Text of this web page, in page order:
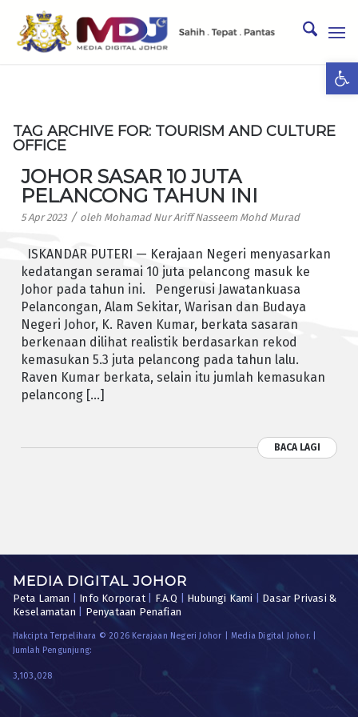
TAG ARCHIVE FOR: TOURISM AND CULTURE
OFFICE
JOHOR SASAR 10 JUTA
PELANCONG TAHUN INI
5 Apr 2023 / oleh Mohamad Nur Ariff Nasseem Mohd Murad
ISKANDAR PUTERI — Kerajaan Negeri menyasarkan
kedatangan seramai 10 juta pelancong masuk ke
Johor pada tahun ini. Pengerusi Jawatankuasa
Pelancongan, Alam Sekitar, Warisan dan Budaya
Negeri Johor, K. Raven Kumar, berkata sasaran
berkenaan dilihat realistik berdasarkan rekod
kemasukan 5.3 juta pelancong pada tahun lalu.
Raven Kumar berkata, selain itu jumlah kemasukan
pelancong […]
BACA LAGI
MEDIA DIGITAL JOHOR
Peta Laman Info Korporat| F.A.Q Hubungi Kami
Dasar Privasi &
Keselamatan
Penyataan Penafian
Hakcipta Terpelihara © 2026 Kerajaan Negeri Johor | Media Digital Johor. |
Jumlah Pengunjung:
3,103,028